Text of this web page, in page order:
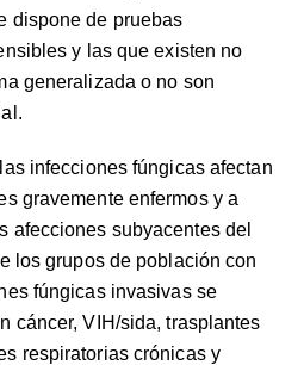
dispone de pruebas
y las que existen no
generalizada o no son
infecciones fúngicas afectan
gravemente enfermos y a
afecciones subyacentes del
los grupos de población con
fúngicas invasivas se
cáncer, VIH/sida, trasplantes
respiratorias crónicas y